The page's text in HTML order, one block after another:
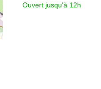
Ouvert jusqu'à 12h